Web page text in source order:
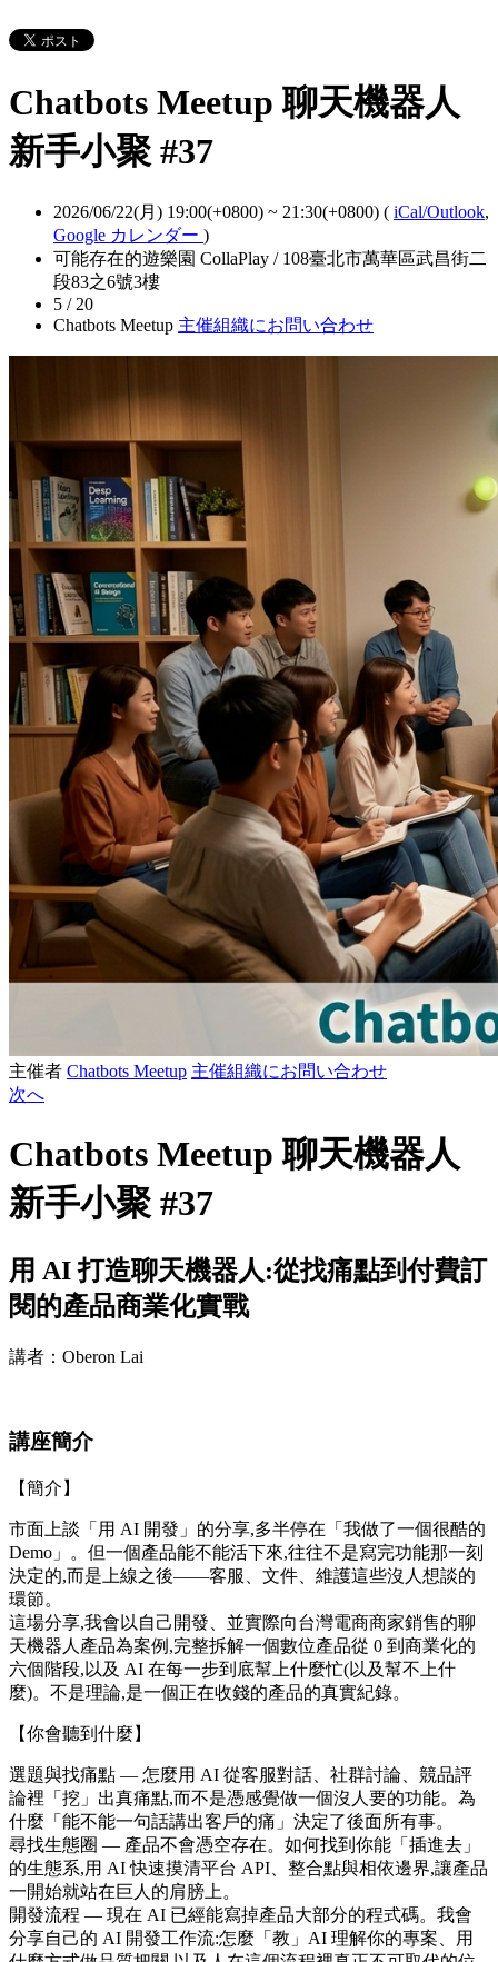
Chatbots Meetup 聊天機器人
新手小聚 #37
2026/06/22(月) 19:00(+0800) ~ 21:30(+0800) ( iCal/Outlook,
Google カレンダー )
可能存在的遊樂園 CollaPlay / 108臺北市萬華區武昌街二
段83之6號3樓
5 / 20
Chatbots Meetup 主催組織にお問い合わせ
主催者 Chatbots Meetup 主催組織にお問い合わせ
次へ
Chatbots Meetup 聊天機器人
新手小聚 #37
用 AI 打造聊天機器人:從找痛點到付費訂
閱的產品商業化實戰
講者：Oberon Lai
講座簡介
【簡介】
市面上談「用 AI 開發」的分享,多半停在「我做了一個很酷的
Demo」。但一個產品能不能活下來,往往不是寫完功能那一刻
決定的,而是上線之後——客服、文件、維護這些沒人想談的
環節。
這場分享,我會以自己開發、並實際向台灣電商商家銷售的聊
天機器人產品為案例,完整拆解一個數位產品從 0 到商業化的
六個階段,以及 AI 在每一步到底幫上什麼忙(以及幫不上什
麼)。不是理論,是一個正在收錢的產品的真實紀錄。
【你會聽到什麼】
選題與找痛點 — 怎麼用 AI 從客服對話、社群討論、競品評
論裡「挖」出真痛點,而不是憑感覺做一個沒人要的功能。為
什麼「能不能一句話講出客戶的痛」決定了後面所有事。
尋找生態圈 — 產品不會憑空存在。如何找到你能「插進去」
的生態系,用 AI 快速摸清平台 API、整合點與相依邊界,讓產品
一開始就站在巨人的肩膀上。
開發流程 — 現在 AI 已經能寫掉產品大部分的程式碼。我會
分享自己的 AI 開發工作流:怎麼「教」AI 理解你的專案、用